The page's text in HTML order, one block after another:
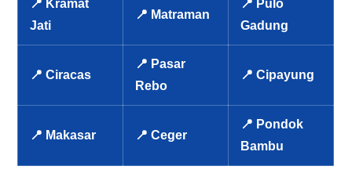
📍 Kramat
Jati
📍 Matraman
📍 Pulo
Gadung
📍 Ciracas
📍 Pasar
Rebo
📍 Cipayung
📍 Makasar 📍 Ceger
📍 Pondok
Bambu